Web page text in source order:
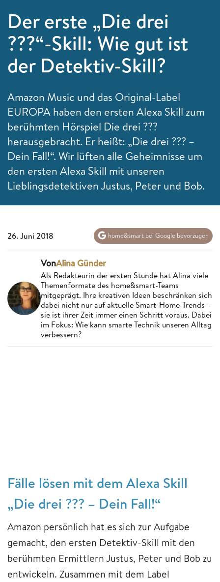
Der erste „Die drei
???“-Skill: Wie gut ist
der Detektiv-Skill?
Amazon Music und das Original-Label
EUROPA haben den ersten Alexa Skill zum
berühmten Hörspiel Die drei ???
herausgebracht. Er heißt: „Die drei ??? –
Dein Fall!“. Wir lüften alle Geheimnisse um
den ersten Alexa Skill mit unseren
Lieblingsdetektiven Justus, Peter und Bob.
26. Juni 2018 home&smart bei Google bevorzugen
VonAlina Günder
Als Redakteurin der ersten Stunde hat Alina viele
Themenformate des home&smart-Teams
mitgeprägt. Ihre kreativen Ideen beschränken sich
dabei nicht nur auf aktuelle Smart-Home-Trends –
sie ist ihrer Zeit immer einen Schritt voraus. Dabei
im Fokus: Wie kann smarte Technik unseren Alltag
verbessern?
Fälle lösen mit dem Alexa Skill
„Die drei ??? – Dein Fall!“
Amazon persönlich hat es sich zur Aufgabe
gemacht, den ersten Detektiv-Skill mit den
berühmten Ermittlern Justus, Peter und Bob zu
entwickeln. Zusammen mit dem Label